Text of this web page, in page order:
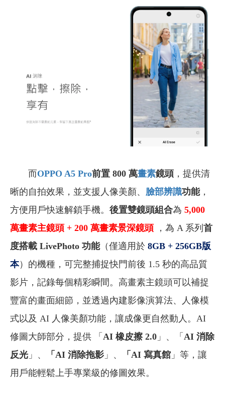
而OPPO A5 Pro前置 800 萬畫素鏡頭，提供清
晰的自拍效果，並支援人像美顏、 臉部辨識功能，
方便用戶快速解鎖手機。 後置雙鏡頭組合為 5,000
萬畫素主鏡頭 + 200 萬畫素景深鏡頭，為 A 系列 首
度搭載 LivePhoto 功能（僅適用於 8GB + 256GB版
本）的機種，可完整捕捉快門前後 1.5 秒的高品質
影片，記錄每個精彩瞬間。高畫素主鏡頭可以補捉
豐富的畫面細節，並透過內建影像演算法、人像模
式以及 AI 人像美顏功能，讓成像更自然動人。AI
修圖大師部分，提供 「 AI 橡皮擦 2.0 」、「 AI 消除
反光 」、 「AI 消除拖影 」、 「AI 寫真館 」等，讓
用戶能輕鬆上手專業級的修圖效果。